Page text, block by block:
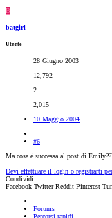
B
batgirl
Utente
28 Giugno 2003
12,792
2
2,015
10 Maggio 2004
#6
Ma cosa è successa al post di
Devi effettuare il login o registrarti per
Condividi:
Facebook Twitter Reddit Pinterest
Forums
Percorsi rapidi